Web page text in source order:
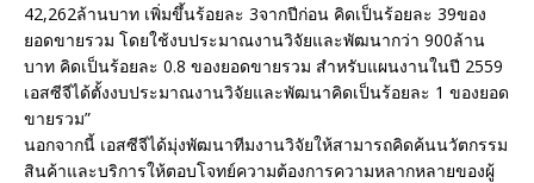
42,262ล้านบาท เพิ่มขึ้นร้อยละ 3จากปีก่อน คิดเป็นร้อยละ 39ของ
ยอดขายรวม โดยใช้งบประมาณงานวิจัยและพัฒนากว่า 900ล้าน
บาท คิดเป็นร้อยละ 0.8 ของยอดขายรวม สำหรับแผนงานในปี 2559
เอสซีจีได้ตั้งงบประมาณงานวิจัยและพัฒนาคิดเป็นร้อยละ 1 ของยอด
ขายรวม”
นอกจากนี้ เอสซีจีได้มุ่งพัฒนาทีมงานวิจัยให้สามารถคิดค้นนวัตกรรม
สินค้าและบริการให้ตอบโจทย์ความต้องการความหลากหลายของผู้